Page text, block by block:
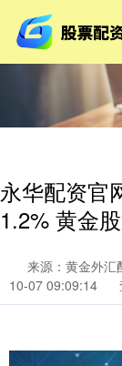
永华配资官
1.2% 黄金
来源：黄金外汇
10-07 09:09:14